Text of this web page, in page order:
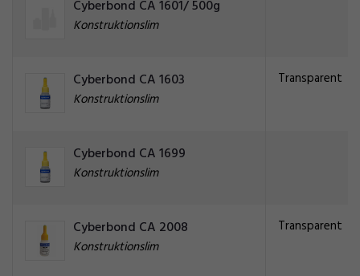
Cyberbond CA 1601/ 500g
Konstruktionslim
Cyberbond CA 1603
Konstruktionslim
Transparent
Cyberbond CA 1699
Konstruktionslim
Cyberbond CA 2008
Konstruktionslim
Transparent